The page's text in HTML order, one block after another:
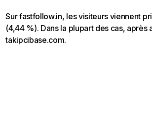
Sur fastfollow.in, les visiteurs viennent
(4,44 %). Dans la plupart des cas,
takipcibase.com.